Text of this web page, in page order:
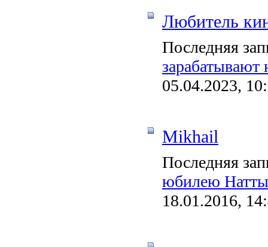
Любитель
Последняя
зарабатывают
05.04.2023,
Mikhail
Последняя
юбилею
18.01.2016,